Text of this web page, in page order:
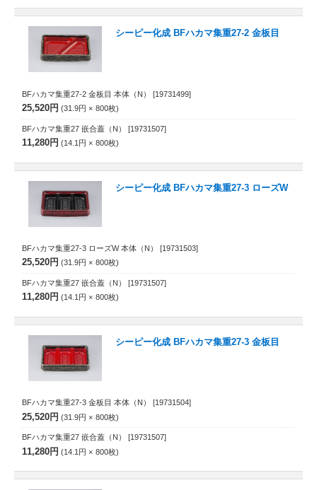
シーピー化成 BFハカマ集重27-2 金板目
BFハカマ集重27-2 金板目 本体（N） [19731499]
25,520円 31.9円 800枚
BFハカマ集重27 嵌合蓋（N） [19731507]
11,280円 14.1円 800枚
シーピー化成 BFハカマ集重27-3 ローズW
BFハカマ集重27-3 ローズW 本体（N） [19731503]
25,520円 31.9円 800枚
BFハカマ集重27 嵌合蓋（N） [19731507]
11,280円 14.1円 800枚
シーピー化成 BFハカマ集重27-3 金板目
BFハカマ集重27-3 金板目 本体（N） [19731504]
25,520円 31.9円 800枚
BFハカマ集重27 嵌合蓋（N） [19731507]
11,280円 14.1円 800枚